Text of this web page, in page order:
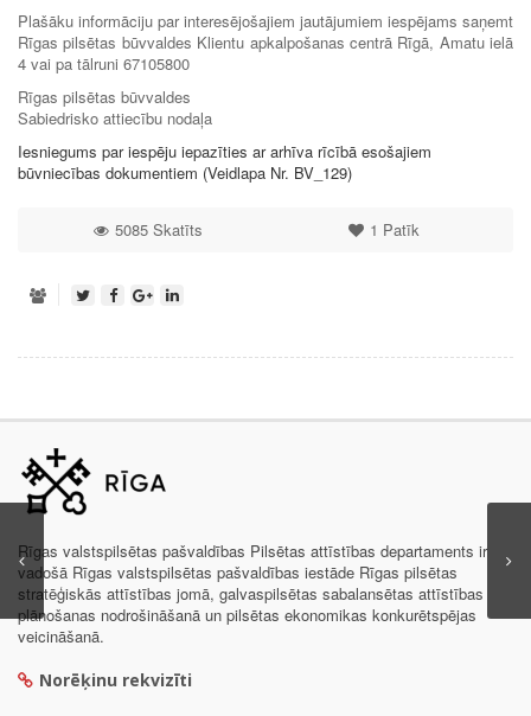
Plašāku informāciju par interesējošajiem jautājumiem iespējams saņemt
Rīgas pilsētas būvvaldes Klientu apkalpošanas centrā Rīgā, Amatu ielā
4 vai pa tālruni 67105800
Rīgas pilsētas būvvaldes
Sabiedrisko attiecību nodaļa
Iesniegums par iespēju iepazīties ar arhīva rīcībā esošajiem
būvniecības dokumentiem (Veidlapa Nr. BV_129)
1 Patīk
5085 Skatīts
Rīgas valstspilsētas pašvaldības Pilsētas attīstības departaments ir
vadošā Rīgas valstspilsētas pašvaldības iestāde Rīgas pilsētas
stratēģiskās attīstības jomā, galvaspilsētas sabalansētas attīstības
plānošanas nodrošināšanā un pilsētas ekonomikas konkurētspējas
veicināšanā.
Norēķinu rekvizīti